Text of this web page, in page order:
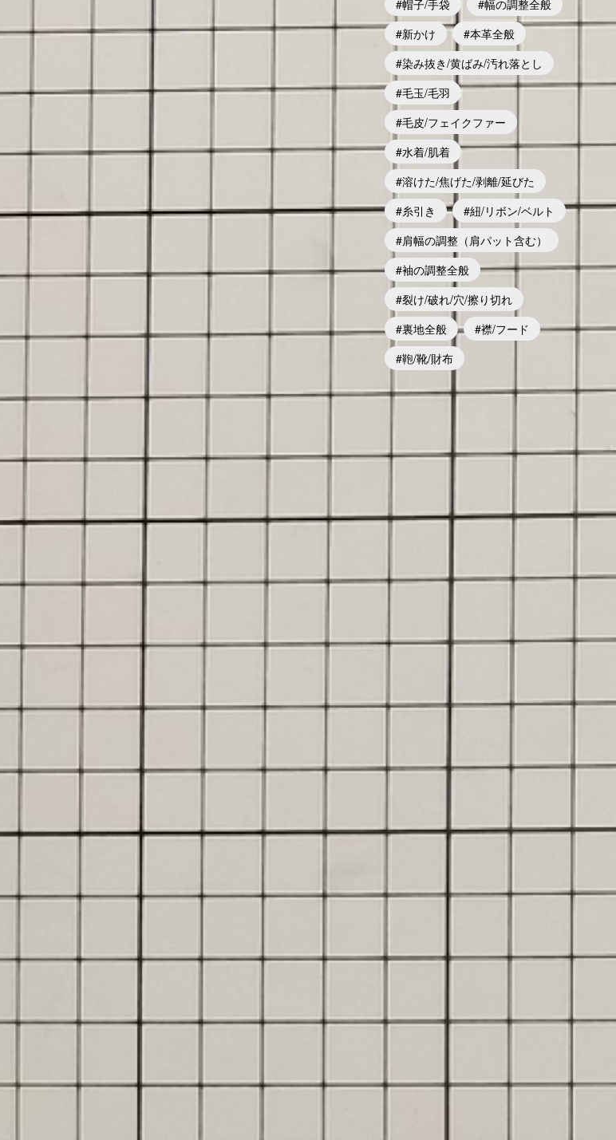
帽子/手袋
幅の調整全般
新かけ
本革全般
染み抜き/黄ばみ/汚れ落とし
毛玉/毛羽
毛皮/フェイクファー
水着/肌着
溶けた/焦げた/剥離/延びた
糸引き
紐/リボン/ベルト
肩幅の調整（肩パット含む）
袖の調整全般
裂け/破れ/穴/擦り切れ
裏地全般
襟/フード
鞄/靴/財布